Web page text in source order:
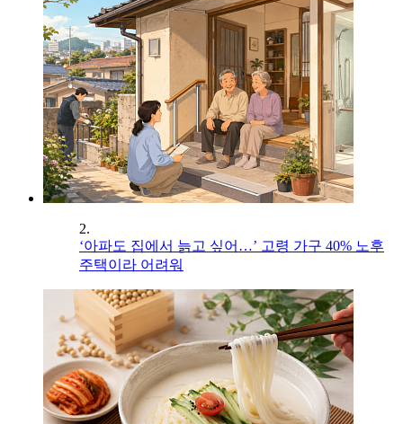
2.
‘아파도 집에서 늙고 싶어…’ 고령 가구 40% 노후
주택이라 어려워